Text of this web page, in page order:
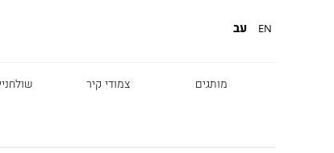
EN עב
מותגים צמודי קיר